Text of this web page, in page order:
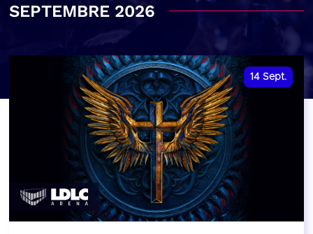
SEPTEMBRE 2026
14 Sept.